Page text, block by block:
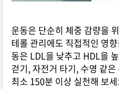
운동은 단순히 체중 감량을
테롤 관리에도 직접적인 영
동은 LDL을 낮추고 HDL을
걷기, 자전거 타기, 수영 같
최소 150분 이상 실천해 보